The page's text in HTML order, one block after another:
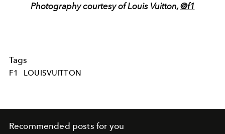
Photography courtesy of Louis Vuitton,@f1
Tags
F1 LOUISVUITTON
Recommended posts for you